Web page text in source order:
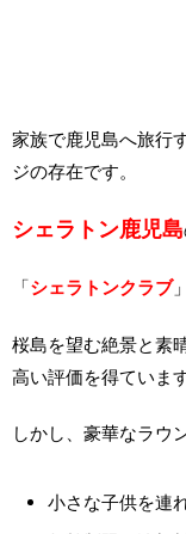
家族で鹿児島へ旅行
ジの存在です。
シェラトン鹿児島
「シェラトンクラブ
桜島を望む絶景と素
高い評価を得ています
しかし、豪華なラウ
小さな子供を連